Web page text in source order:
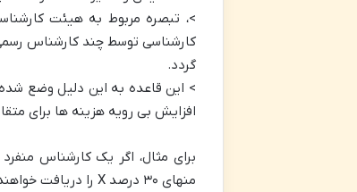
>، تبصره مربوط به هیئت
کارشناسی توسط چند کارشناس
گردد.
> این قاعده به این دلیل وضع
افزایش بی رویه هزینه ها برای
منهای ۳۰ درصد X را دریافت خواهند کرد و مجموع این مبالغ، حق الزحمه هیئت کارشناسی سه نفره